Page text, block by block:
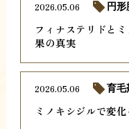
フィナステリドと
果の真実
2026.05.06 円
ミノキシジルで変
2026.05.06 育毛